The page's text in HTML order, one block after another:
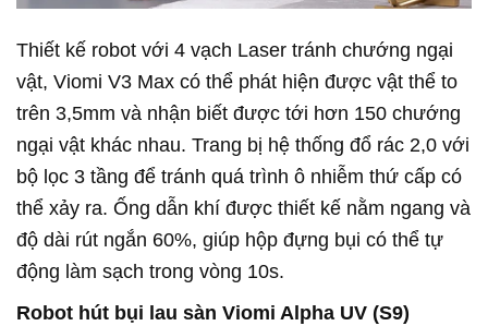
Thiết kế robot với 4 vạch Laser tránh chướng ngại
vật, Viomi V3 Max có thể phát hiện được vật thể to
trên 3,5mm và nhận biết được tới hơn 150 chướng
ngại vật khác nhau. Trang bị hệ thống đổ rác 2,0 với
bộ lọc 3 tầng để tránh quá trình ô nhiễm thứ cấp có
thể xảy ra. Ống dẫn khí được thiết kế nằm ngang và
độ dài rút ngắn 60%, giúp hộp đựng bụi có thể tự
động làm sạch trong vòng 10s.
Robot hút bụi lau sàn Viomi Alpha UV (S9)